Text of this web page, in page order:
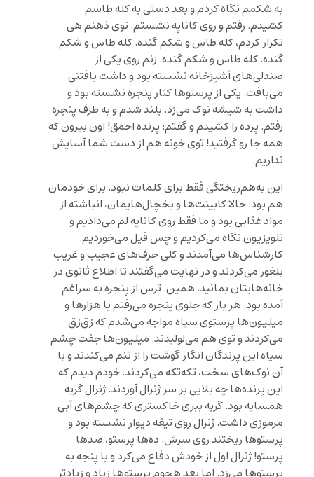
به شکمم نگاه کردم و بعد دستی به کله طاسم
کشیدم. رفتم و روی کاناپه نشستم. توی ذهنم هی
تکرار کردم، کله طاس و شکم گنده. کله طاس و شکم
گنده. کله طاس و شکم گنده. زنم روی یکی از
صندلی‌های آشپزخانه نشسته بود و داشت بافتنی
می‌‌بافت. یکی از پرستوها کنار پنجره نشسته بود و
داشت به شیشه نوک می‌زد. بلند شدم و به طرف پنجره
رفتم. پرده را کشیدم و گفتم: پرنده احمق! اون بیرون که
همه جا رو گرفتید! توی خونه هم از دست شما آسایش
نداریم.
این به‌هم‌ریختگی فقط برای کلمات نبود. برای خودمان
هم بود. حالا کابینت‌ها و یخچال‌هایمان، انباشته از
مواد غذایی بود و ما فقط روی کاناپه لم می‌دادیم و
تلویزیون نگاه می‌کردیم و چس فیل می‌خوردیم.
کارشناس‌ها می‌آمدند و کلی حرف‌های عجیب و غریب
بلغور می‌کردند و در نهایت می‌گفتند تا اطلاع ثانوی در
خانه‌هایتان بمانید. همین. ترس از پنجره به سراغم
آمده بود. هر بار که جلوی پنجره می‌رفتم با هزارها و
میلیون‌ها پرستوی سیاه مواجه می‌شدم که زق‌زق
می‌کردند و توی هم می‌لولیدند. میلیون‌ها جفت چشم
سیاه این پرندگان انگار گوشت را از تنم می‌کندند و با
آن نوک‌های سخت، تکه‌تکه می‌کردند. خودم دیدم که
این پرنده‌ها چه بلایی بر سر ژنرال آوردند. ژنرال گربه
همسایه بود. گربه ببری خاکستری که چشم‌های آبی
مرموزی داشت. ژنرال روی تیغه دیوار نشسته بود و
پرستوها ریختند روی سرش. ده‌ها پرستو، صدها
پرستو! ژنرال اول از خودش دفاع می‌کرد و با پنجه به
پرستوها می‌زد. اما بعد هجوم پرستوها زیاد و زیادتر